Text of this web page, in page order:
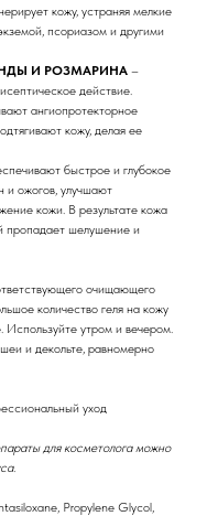
кожу, устраняя мелкие
псориазом и другими
И РОЗМАРИНА –
действие.
ангиопротекторное
кожу, делая ее
быстрое и глубокое
и ожогов, улучшают
кожи. В результате кожа
пропадает шелушение и
очищающего
количество геля на кожу
Используйте утром и вечером.
и декольте, равномерно
уход
для косметолога можно
Propylene Glycol,